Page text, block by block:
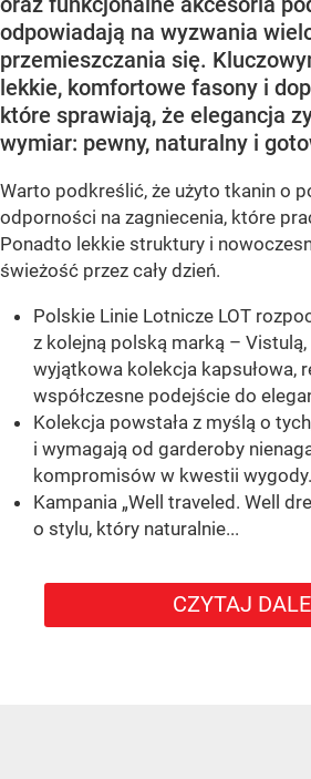
odpowiadają na wyzwania
przemieszczania się.
lekkie, komfortowe fasony i
które sprawiają, że elegancja
wymiar: pewny, naturalny i
Warto podkreślić, że użyto tkanin o
odporności na zagniecenia, które
Ponadto lekkie struktury i
świeżość przez cały dzień.
Polskie Linie Lotnicze LOT
z kolejną polską marką –
wyjątkowa kolekcja kapsułowa,
współczesne podejście do
Kolekcja powstała z myślą o
i wymagają od garderoby
kompromisów w kwestii wygody.
Kampania „Well traveled. Well
o stylu, który naturalnie...
CZYTAJ